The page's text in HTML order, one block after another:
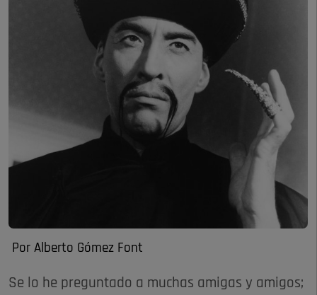
Por Alberto Gómez Font
Se lo he preguntado a muchas amigas y amigos;